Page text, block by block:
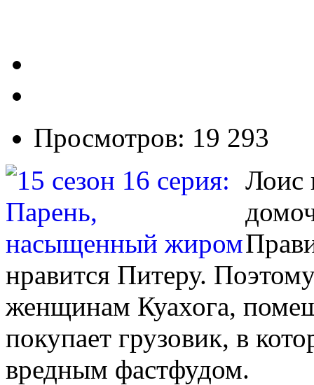
Просмотров: 19 293
Лоис
нравится Питеру.
женщинам Куахога,
покупает грузовик, в
вредным фастфудом.